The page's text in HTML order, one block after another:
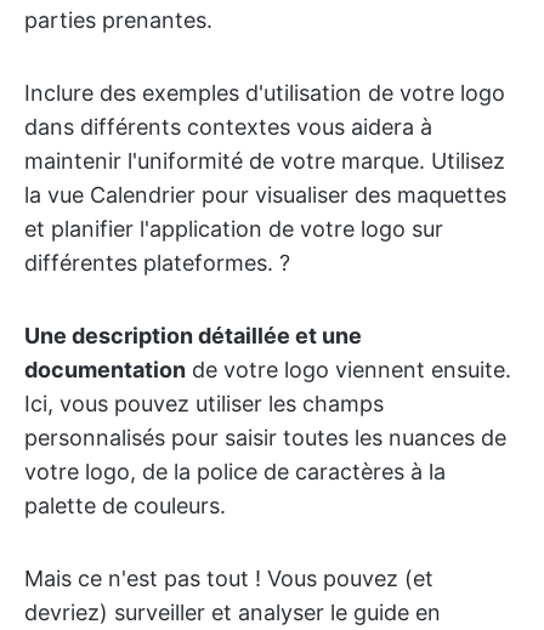
parties prenantes.
Inclure des exemples d'utilisation de votre logo
dans différents contextes vous aidera à
maintenir l'uniformité de votre marque. Utilisez
la vue Calendrier pour visualiser des maquettes
et planifier l'application de votre logo sur
différentes plateformes. ?
Une description détaillée et une
documentation de votre logo viennent ensuite.
Ici, vous pouvez utiliser les champs
personnalisés pour saisir toutes les nuances de
votre logo, de la police de caractères à la
palette de couleurs.
Mais ce n'est pas tout ! Vous pouvez (et
devriez) surveiller et analyser le guide en